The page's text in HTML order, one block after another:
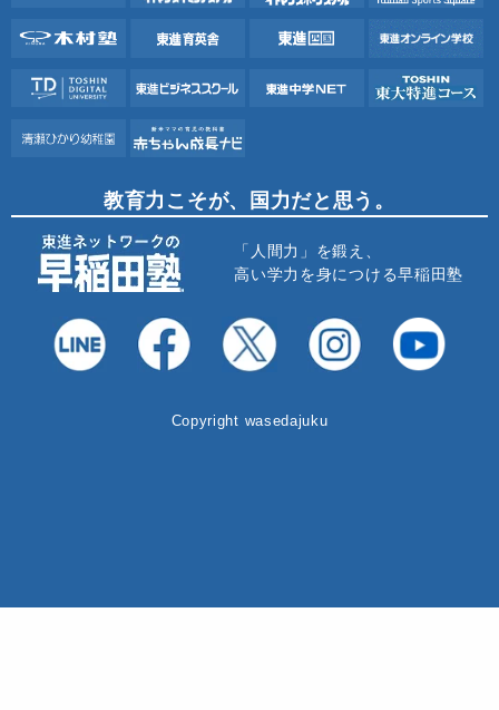
教育力こそが、国力だと思う。
「人間力」を鍛え、
高い学力を身につける早稲田塾
Copyright wasedajuku